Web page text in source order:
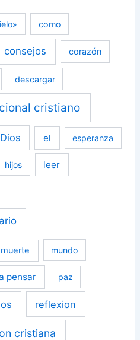
como
consejos corazón
descargar
cristiano
Dios el esperanza
hijos leer
muerte mundo
pensar paz
reflexion
cristiana